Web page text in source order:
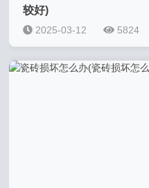
较好)
2025-03-12 5824